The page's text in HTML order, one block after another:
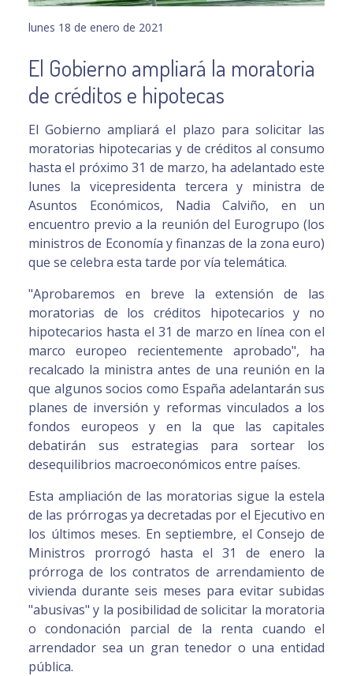
lunes 18 de enero de 2021
El Gobierno ampliará la moratoria
de créditos e hipotecas
El Gobierno ampliará el plazo para solicitar las
moratorias hipotecarias y de créditos al consumo
hasta el próximo 31 de marzo, ha adelantado este
lunes la vicepresidenta tercera y ministra de
Asuntos Económicos, Nadia Calviño, en un
encuentro previo a la reunión del Eurogrupo (los
ministros de Economía y finanzas de la zona euro)
que se celebra esta tarde por vía telemática.
"Aprobaremos en breve la extensión de las
moratorias de los créditos hipotecarios y no
hipotecarios hasta el 31 de marzo en línea con el
marco europeo recientemente aprobado", ha
recalcado la ministra antes de una reunión en la
que algunos socios como España adelantarán sus
planes de inversión y reformas vinculados a los
fondos europeos y en la que las capitales
debatirán sus estrategias para sortear los
desequilibrios macroeconómicos entre países.
Esta ampliación de las moratorias sigue la estela
de las prórrogas ya decretadas por el Ejecutivo en
los últimos meses. En septiembre, el Consejo de
Ministros prorrogó hasta el 31 de enero la
prórroga de los contratos de arrendamiento de
vivienda durante seis meses para evitar subidas
"abusivas" y la posibilidad de solicitar la moratoria
o condonación parcial de la renta cuando el
arrendador sea un gran tenedor o una entidad
pública.